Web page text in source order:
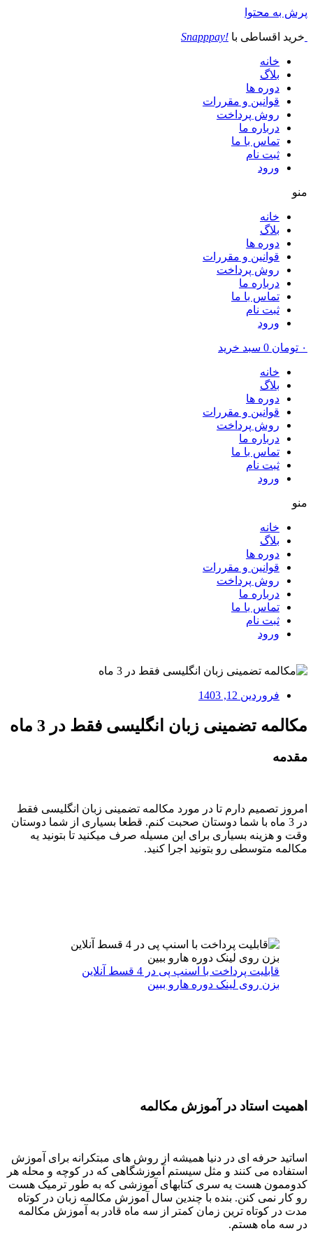
پرش به محتوا
خرید اقساطی با !Snapppay
خانه
بلاگ
دوره ها
قوانین و مقررات
روش پرداخت
درباره ما
تماس با ما
ثبت نام
ورود
منو
خانه
بلاگ
دوره ها
قوانین و مقررات
روش پرداخت
درباره ما
تماس با ما
ثبت نام
ورود
۰ تومان 0 سبد خرید
خانه
بلاگ
دوره ها
قوانین و مقررات
روش پرداخت
درباره ما
تماس با ما
ثبت نام
ورود
منو
خانه
بلاگ
دوره ها
قوانین و مقررات
روش پرداخت
درباره ما
تماس با ما
ثبت نام
ورود
فروردین 12, 1403
مکالمه تضمینی زبان انگلیسی فقط در 3 ماه
مقدمه
امروز تصمیم دارم تا در مورد مکالمه تضمینی زبان انگلیسی فقط
در 3 ماه با شما دوستان صحبت کنم. قطعا بسیاری از شما دوستان
وقت و هزینه بسیاری برای این مسیله صرف میکنید تا بتونید یه
مکالمه متوسطی رو بتونید اجرا کنید.
قابلیت پرداخت با اسنپ پی در 4 قسط آنلاین
بزن روی لینک دوره هارو ببین
اهمیت استاد در آموزش مکالمه
اساتید حرفه ای در دنیا همیشه از روش های مبتکرانه برای آموزش
استفاده می کنند و مثل سیستم آموزشگاهی که در کوچه و محله هر
کدوممون هست یه سری کتابهای آموزشی که به طور ترمیک هست
رو کار نمی کنن. بنده با چندین سال آموزش مکالمه زبان در کوتاه
مدت در کوتاه ترین زمان کمتر از سه ماه قادر به آموزش مکالمه
در سه ماه هستم.